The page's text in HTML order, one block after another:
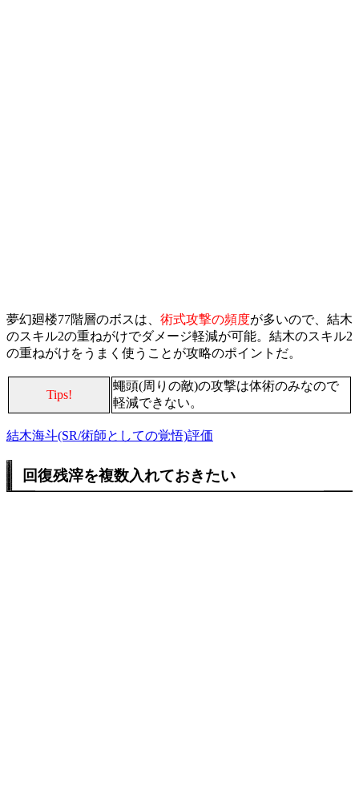
夢幻廻楼77階層のボスは、 術式攻撃の頻度が多いので、結木
のスキル2の重ねがけでダメージ軽減が可能。結木のスキル2
の重ねがけをうまく使うことが攻略のポイントだ。
Tips!
蠅頭(周りの敵)の攻撃は体術のみなので
軽減できない。
結木海斗(SR/術師としての覚悟)評価
回復残滓を複数入れておきたい